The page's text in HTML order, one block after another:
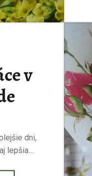
v
dni,
lepšia…